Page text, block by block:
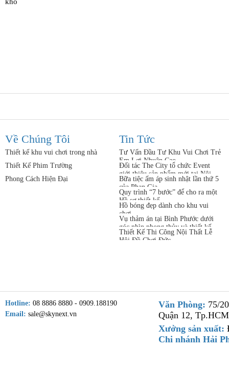
Về Chúng Tôi
Thiết kế khu vui chơi trong nhà
Thiết Kế Phim Trường
Phong Cách Hiện Đại
Tin Tức
Tư Vấn Đầu Tư Khu Vui Chơi Trẻ
Em Lợi Nhuận Cao
Đối tác The City tổ chức Event
giới thiệu sản phẩm mới tại Nội
thất Phan Gia
Bữa tiệc ấm áp sinh nhật lần thứ 5
của Phan Gia
Quy trình “7 bước” để cho ra một
Hồ sơ thiết kế
Hồ bóng đẹp dành cho khu vui
chơi
Vụ thảm án tại Bình Phước dưới
góc nhìn phong thủy và thiết kế
Thiết Kế Thi Công Nội Thất Lễ
Hội Đồ Chơi Đức
Văn Phòng: 75/
Quận 12, Tp.HCM
Xưởng sản xuất:
Chi nhánh Hải
Hotline: 08 8886 8880 - 0909.188190
Email: sale@skynext.vn